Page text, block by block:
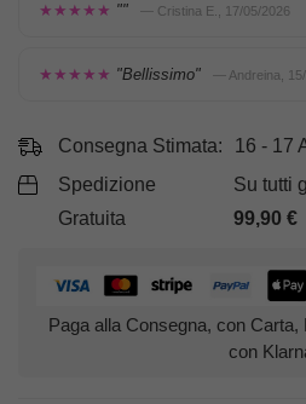
★★★★★ "" — Cristina E., 17/05/2026
★★★★★ "Bellissimo" — Andreina,
Consegna Stimata:
16 - 17
Spedizione
Gratuita
Su tutti
99,90€
Paga alla Consegna, con
con